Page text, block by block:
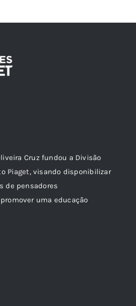
Cruz fundou a Divisão
Piaget, visando disponibilizar
de pensadores
uma educação